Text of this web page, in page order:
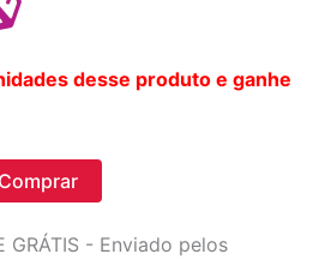
desse produto e ganhe
Comprar
GRÁTIS - Enviado pelos